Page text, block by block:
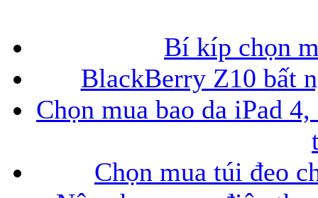
Bí kíp chọn
BlackBerry Z10 bất
Chọn mua bao da iPad
Chọn mua túi đeo